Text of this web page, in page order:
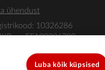
ühendust
10326286
nr: EE100336700
EEUHEE2X
Luba kõik küpsised